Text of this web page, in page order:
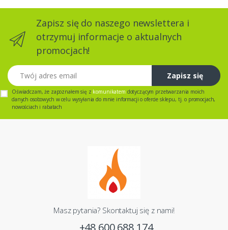
Zapisz się do naszego newslettera i
otrzymuj informacje o aktualnych
promocjach!
Twój adres email
Zapisz się
Oświadczam, że zapoznałem się z komunikatem dotyczącym przetwarzania moich
danych osobowych w celu wysyłania do mnie informacji o ofercie sklepu, tj. o promocjach,
nowościach i rabatach
Masz pytania? Skontaktuj się z nami!